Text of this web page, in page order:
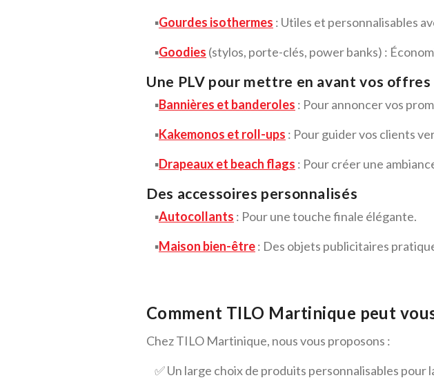
▪️Gourdes isothermes : Utiles et personnalisables
▪️Goodies (stylos, porte-clés, power banks) :
Une PLV pour mettre en avant vos offres
▪️Bannières et banderoles : Pour annoncer vos
▪️Kakemonos et roll-ups : Pour guider vos clients
▪️Drapeaux et beach flags : Pour créer une
Des accessoires personnalisés
▪️Autocollants : Pour une touche finale élégante.
▪️Maison bien-être: Des objets publicitaires
Comment TILO Martinique peut
Chez TILO Martinique, nous vous proposons :
✅ Un large choix de produits personnalisables pour